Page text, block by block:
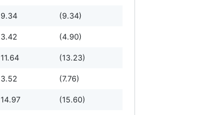
9.34 (9.34)
3.42 (4.90)
11.64 (13.23)
3.52 (7.76)
14.97 (15.60)